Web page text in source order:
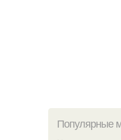
Популярные